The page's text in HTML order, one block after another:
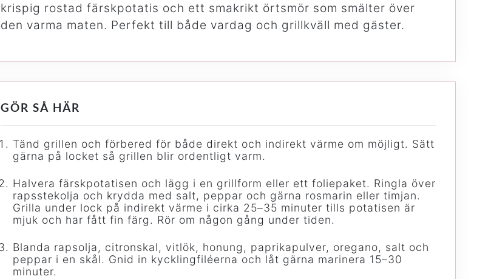
krispig rostad färskpotatis och ett smakrikt örtsmör som smälter över
den varma maten. Perfekt till både vardag och grillkväll med gäster.
GÖR SÅ HÄR
Tänd grillen och förbered för både direkt och indirekt värme om möjligt. Sätt
gärna på locket så grillen blir ordentligt varm.
Halvera färskpotatisen och lägg i en grillform eller ett foliepaket. Ringla över
rapsstekolja och krydda med salt, peppar och gärna rosmarin eller timjan.
Grilla under lock på indirekt värme i cirka 25–35 minuter tills potatisen är
mjuk och har fått fin färg. Rör om någon gång under tiden.
Blanda rapsolja, citronskal, vitlök, honung, paprikapulver, oregano, salt och
peppar i en skål. Gnid in kycklingfiléerna och låt gärna marinera 15–30
minuter.